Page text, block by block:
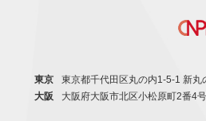
東京 東京都千代田区丸の内1-5-1 新丸
大阪
大阪府大阪市北区小松原町2番4